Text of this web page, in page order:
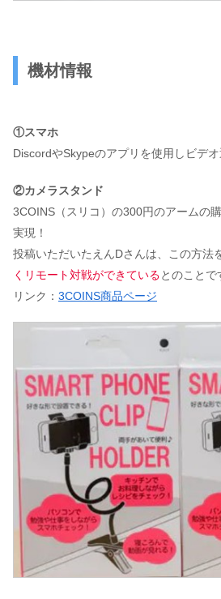
機材情報
①スマホ
DiscordやSkypeのアプリを使用しビデオ
②カメラスタンド
3COINS（スリコ）の300円のアームの
実現！
投稿いただいたえんDさんは、この方法
くリモート対戦ができているとのことで
リンク： 3COINS商品ページ